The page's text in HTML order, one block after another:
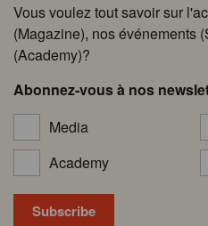
Vous voulez tout savoir sur
(Magazine), nos événements
(Academy)?
Abonnez-vous à nos
Media
Academy